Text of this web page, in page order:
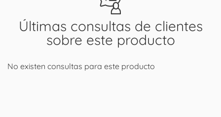
Últimas consultas de clientes
sobre este producto
No existen consultas para este producto